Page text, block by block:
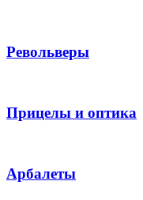
Револьверы
Прицелы и оптика
Арбалеты